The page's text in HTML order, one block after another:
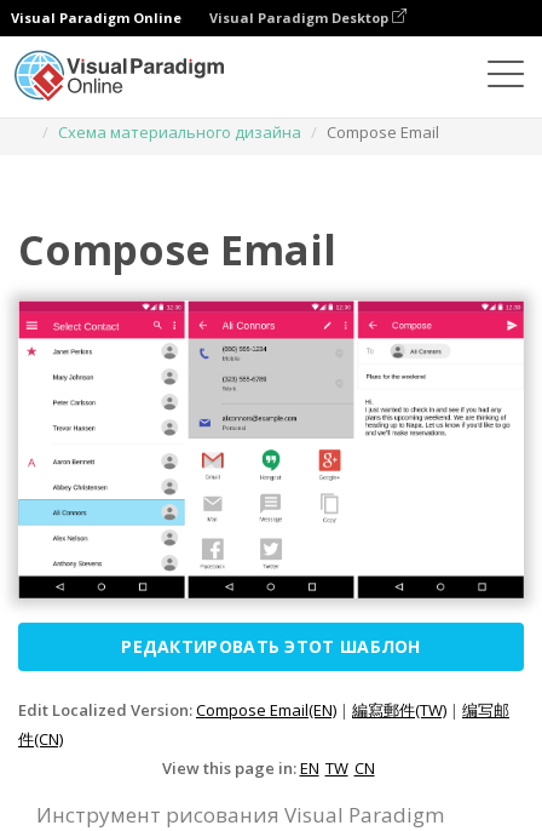
Visual Paradigm Online Visual Paradigm Desktop
Схема материального дизайна
Compose Email
Compose Email
РЕДАКТИРОВАТЬ ЭТОТ ШАБЛОН
Edit Localized Version:Compose Email(EN) | 編寫郵件(TW) | 编写邮
件(CN)
View this page in:EN TW CN
Инструмент рисования Visual Paradigm